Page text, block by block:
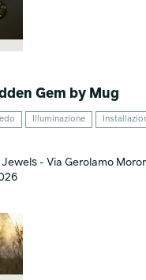
Gem by Mug
Illuminazione
- Via Gerolamo